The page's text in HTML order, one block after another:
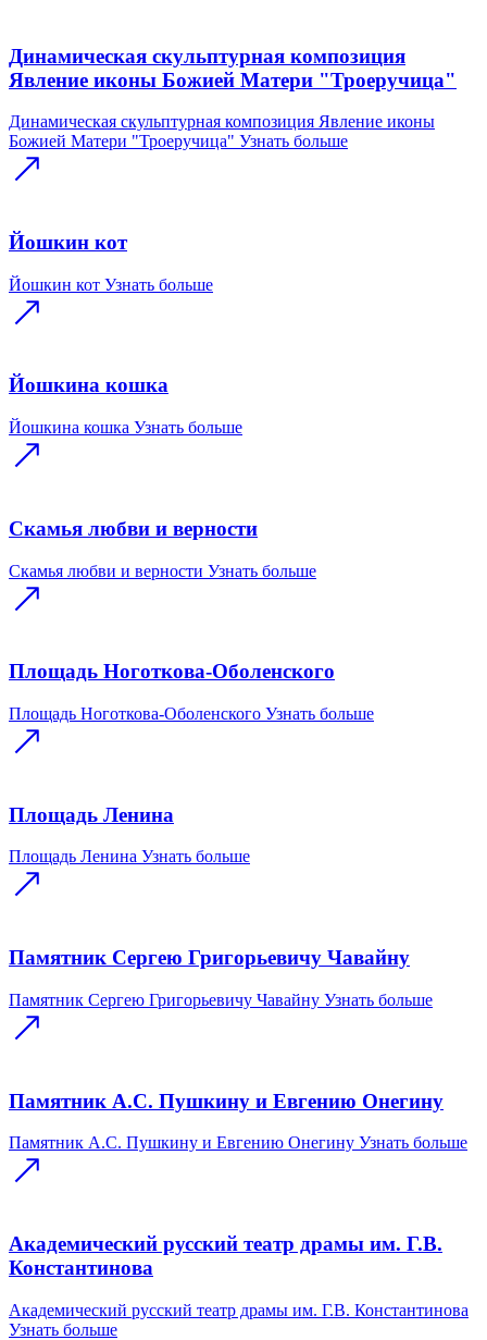
Динамическая скульптурная композиция
Явление иконы Божией Матери "Троеручица"
Динамическая скульптурная композиция Явление иконы
Божией Матери "Троеручица" Узнать больше
Йошкин кот
Йошкин кот Узнать больше
Йошкина кошка
Йошкина кошка Узнать больше
Скамья любви и верности
Скамья любви и верности Узнать больше
Площадь Ноготкова-Оболенского
Площадь Ноготкова-Оболенского Узнать больше
Площадь Ленина
Площадь Ленина Узнать больше
Памятник Сергею Григорьевичу Чавайну
Памятник Сергею Григорьевичу Чавайну Узнать больше
Памятник А.С. Пушкину и Евгению Онегину
Памятник А.С. Пушкину и Евгению Онегину Узнать больше
Академический русский театр драмы им. Г.В.
Константинова
Академический русский театр драмы им. Г.В. Константинова
Узнать больше